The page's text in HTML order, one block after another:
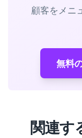
顧客をメニ
無料
関連す